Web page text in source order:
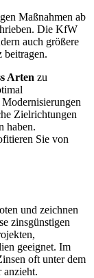
Maßnahmen ab
Die KfW
auch größere
beitragen.
Arten zu
Zielrichtungen
haben.
Sie von
und zeichnen
zinsgünstigen
geeignet. Im
oft unter dem
anzieht.